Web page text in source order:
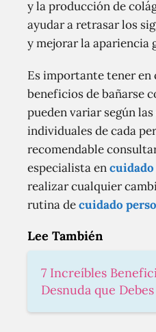
y la producción de
ayudar a retrasar los
y mejorar la apariencia
Es importante tener en
beneficios de bañarse
pueden variar según
individuales de cada
recomendable
especialista encuidado
realizar cualquier
rutina decuidado
Lee También
7 Increíbles
Desnuda que